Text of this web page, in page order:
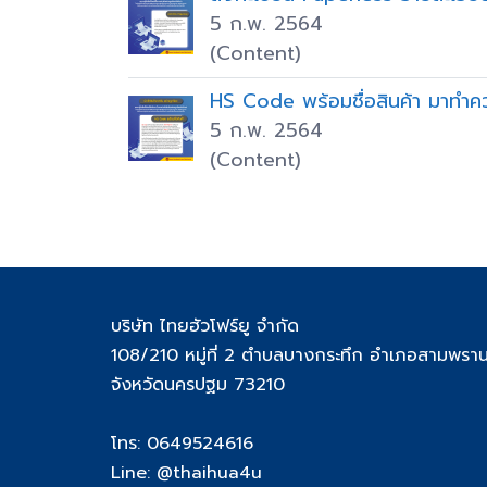
5 ก.พ. 2564
(Content)
HS Code พร้อมชื่อสินค้า มาทำค
5 ก.พ. 2564
(Content)
บริษัท ไทยฮัวโฟร์ยู จำกัด
108/210 หมู่ที่ 2 ตำบลบางกระทึก อำเภอสามพราน
จังหวัดนครปฐม 73210
โทร: 0649524616
Line: @thaihua4u